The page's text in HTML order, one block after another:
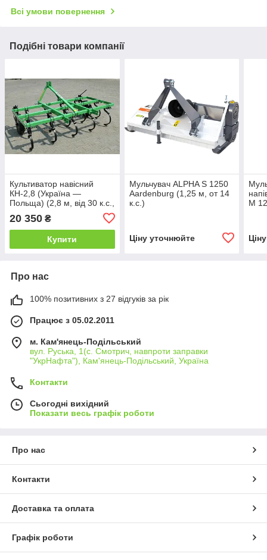
Всі умови повернення
Подібні товари компанії
Культиватор навісний
КН-2,8 (Україна —
Польща) (2,8 м, від 30 к.с.,
20 350 ₴
Купити
Мульчувач ALPHA S 1250
Aardenburg (1,25 м, от 14
к.с.)
Ціну уточнюйте
M
Про нас
100% позитивних з 27 відгуків за рік
Працює з 05.02.2011
м. Кам'янець-Подільський
вул. Руська, 1(с. Смотрич, навпроти заправки
"УкрНафта"), Кам'янець-Подільський, Україна
Контакти
Сьогодні вихідний
Показати весь графік роботи
Про нас
Контакти
Доставка та оплата
Графік роботи